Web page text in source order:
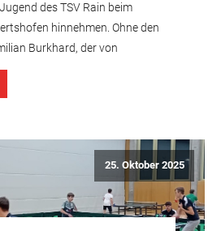
des TSV Rain beim
hinnehmen. Ohne den
Burkhard, der von
wurde, hielten die Rainer
Beginn noch offen, denn nach
25. Oktober 2025